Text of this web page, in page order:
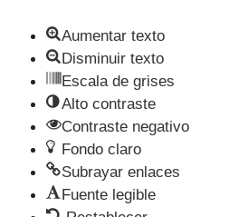
Aumentar texto
Disminuir texto
Escala de grises
Alto contraste
Contraste negativo
Fondo claro
Subrayar enlaces
Fuente legible